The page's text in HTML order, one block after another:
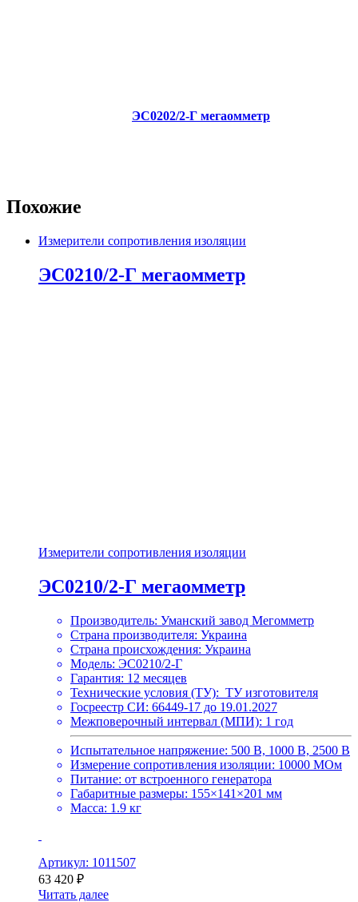
ЭС0202/2-Г мегаомметр
Похожие
Измерители сопротивления изоляции
ЭС0210/2-Г мегаомметр
Измерители сопротивления изоляции
ЭС0210/2-Г мегаомметр
Производитель: Уманский завод Мегомметр
Страна производителя: Украина
Страна происхождения: Украина
Модель: ЭС0210/2-Г
Гарантия: 12 месяцев
Технические условия (ТУ): ТУ изготовителя
Госреестр СИ: 66449-17 до 19.01.2027
Межповерочный интервал (МПИ): 1 год
Испытательное напряжение: 500 В, 1000 В, 2500 В
Измерение сопротивления изоляции: 10000 МОм
Питание: от встроенного генератора
Габаритные размеры: 155×141×201 мм
Масса: 1.9 кг
Артикул: 1011507
63 420 ₽
Читать далее